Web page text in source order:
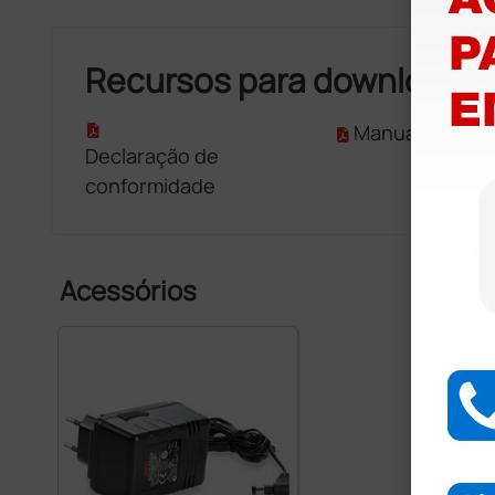
Recursos para download
Declaração de
conformidade
Manual
Acessórios